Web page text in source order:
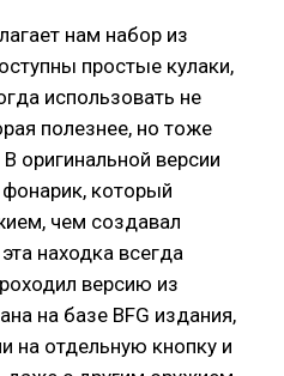
нам набор из
простые кулаки,
использовать не
полезнее, но тоже
оригинальной версии
который
чем создавал
находка всегда
версию из
на базе BFG издания,
на отдельную кнопку и